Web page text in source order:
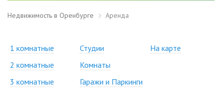
Недвижимость в Оренбурге Аренда
1 комнатные
2 комнатные
3 комнатные
Студии
Комнаты
Гаражи и Паркинги
На карте